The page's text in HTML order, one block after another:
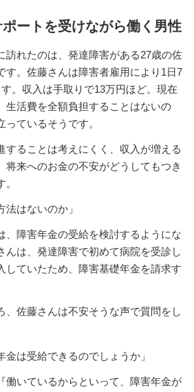
ートを受けながら働く男性
れたのは、発達障害がある27歳の佐
す。佐藤さんは障害者雇用により1日7
。収入は手取りで13万円ほど。現在
生活費を全額負担することはないの
ているそうです。
ることは考えにくく、収入が増える
将来へのお金の不安がどうしてもつき
法はないのか」
障害年金の受給を検討するようにな
んは、発達障害で初めて病院を受診し
していたため、障害基礎年金を請求す
佐藤さんは不安そうな声で質問をし
金は受給できるのでしょうか」
働いているからといって、障害年金が